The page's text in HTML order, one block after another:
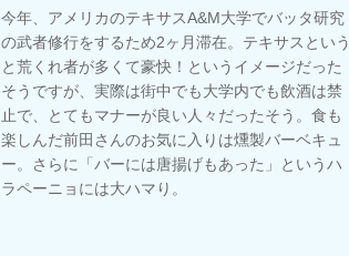
今年、アメリカのテキサスA&M大学でバッタ研究
の武者修行をするため2ヶ月滞在。テキサスという
と荒くれ者が多くて豪快！というイメージだった
そうですが、実際は街中でも大学内でも飲酒は禁
止で、とてもマナーが良い人々だったそう。食も
楽しんだ前田さんのお気に入りは燻製バーベキュ
ー。さらに「バーには唐揚げもあった」というハ
ラペーニョには大ハマり。